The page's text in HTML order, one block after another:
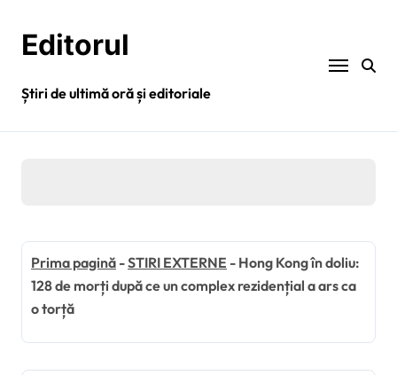
conținutEditorul
Știri de ultimă oră și editoriale
Prima pagină -STIRI EXTERNE - Hong Kong în doliu:
128 de morți după ce un complex rezidențial a ars ca
o torță